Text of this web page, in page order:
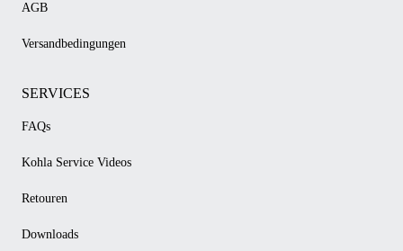
AGB
Versandbedingungen
SERVICES
FAQs
Kohla Service Videos
Retouren
Downloads